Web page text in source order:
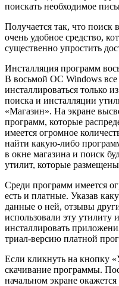
поискать необходимое
Получается так, что поиск
очень удобное средство,
существенно упростить
Инсталляция программ
В восьмой ОС Windows
инсталлироваться только
поиска и инсталляции
«Магазин». На экране
программ, которые
имеется огромное
найти какую-либо
в окне магазина и поиск
утилит, которые
Среди программ имеется
есть и платные. Указав
данные о ней, отзывы
использовали эту
инсталлировать
триал-версию платной
Если кликнуть на кнопку
скачивание программы.
начальном экране